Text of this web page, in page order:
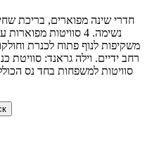
נשימה. 4 סוויטות
משקיפות לנוף פתוח לכנרת
רחב ידיים. וילה גראנד:
סוויטות למשפחות בחד נס